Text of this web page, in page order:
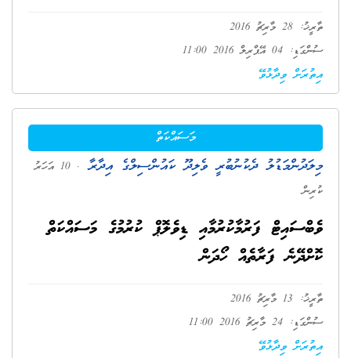
ތާރީޚު: 28 މާރިޗު 2016
ސުންގަޑި: 04 އޭޕްރިލް 2016 11:00
އިތުރަށް ވިދާޅުވޭ
މަސައްކަތް
މިލަދުންމަޑުލު ދެކުނުބުރީ ވެލިދޫ ކައުންސިލްގެ އިދާރާ
. 10 އަހަރު
ކުރިން
ވެބްސައިޓް ފަރުމާކުރުމާއި ޑިވެލޮޕް ކުރުމުގެ މަސައްކަތް
ކޮށްދޭނެ ފަރާތެއް ހޯދަން
ތާރީޚު: 13 މާރިޗު 2016
ސުންގަޑި: 24 މާރިޗު 2016 11:00
އިތުރަށް ވިދާޅުވޭ